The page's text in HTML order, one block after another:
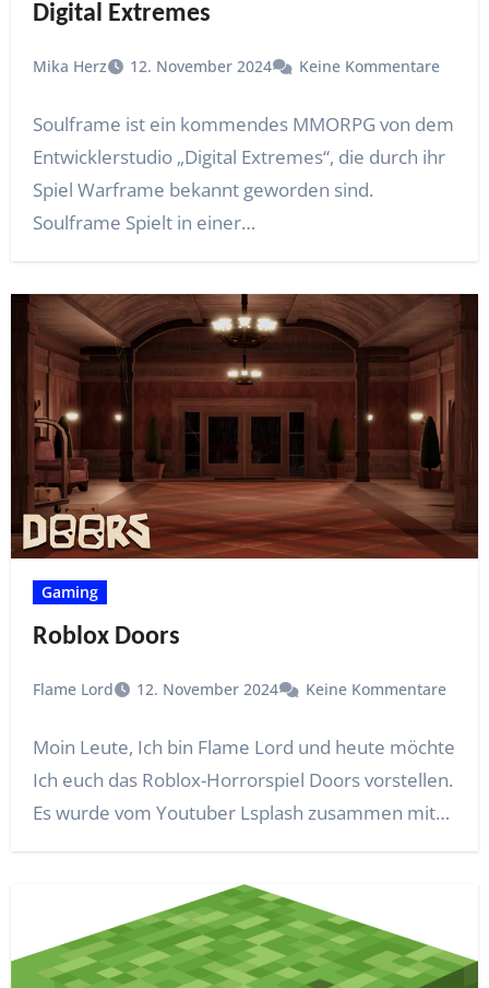
Digital Extremes
Mika Herz 12. November 2024 Keine Kommentare
Soulframe ist ein kommendes MMORPG von dem
Entwicklerstudio „Digital Extremes“, die durch ihr
Spiel Warframe bekannt geworden sind.
Soulframe Spielt in einer…
Gaming
Roblox Doors
Flame Lord 12. November 2024 Keine Kommentare
Moin Leute, Ich bin Flame Lord und heute möchte
Ich euch das Roblox-Horrorspiel Doors vorstellen.
Es wurde vom Youtuber Lsplash zusammen mit…